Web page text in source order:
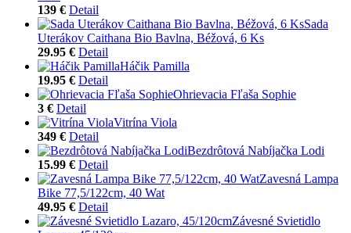
139 € Detail
Sada
Uterákov Caithana Bio Bavlna, Béžová, 6 Ks
29.95 € Detail
Háčik Pamilla
19.95 € Detail
Ohrievacia Fľaša Sophie
3 € Detail
Vitrína Viola
349 € Detail
Bezdrôtová Nabíjačka Lodi
15.99 € Detail
Zavesná Lampa
Bike 77,5/122cm, 40 Wat
49.95 € Detail
Závesné Svietidlo